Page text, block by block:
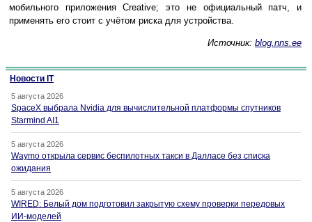
мобильного приложения Creative; это не официальный патч, и
применять его стоит с учётом риска для устройства.
Источник: blog.nns.ee
Новости IT
5 августа 2026
SpaceX выбрала Nvidia для вычислительной платформы спутников
Starmind AI1
5 августа 2026
Waymo открыла сервис беспилотных такси в Далласе без списка
ожидания
5 августа 2026
WIRED: Белый дом подготовил закрытую схему проверки передовых
ИИ-моделей